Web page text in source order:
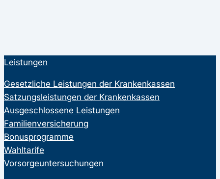
Leistungen
Gesetzliche Leistungen der Krankenkassen
Satzungsleistungen der Krankenkassen
Ausgeschlossene Leistungen
Familienversicherung
Bonusprogramme
Wahltarife
Vorsorgeuntersuchungen